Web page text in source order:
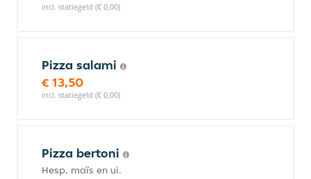
incl. statiegeld (€ 0,00)
Pizza salami
€ 13,50
incl. statiegeld (€ 0,00)
Pizza bertoni
Hesp, maïs en ui.